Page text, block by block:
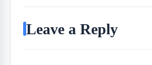
Leave a Reply